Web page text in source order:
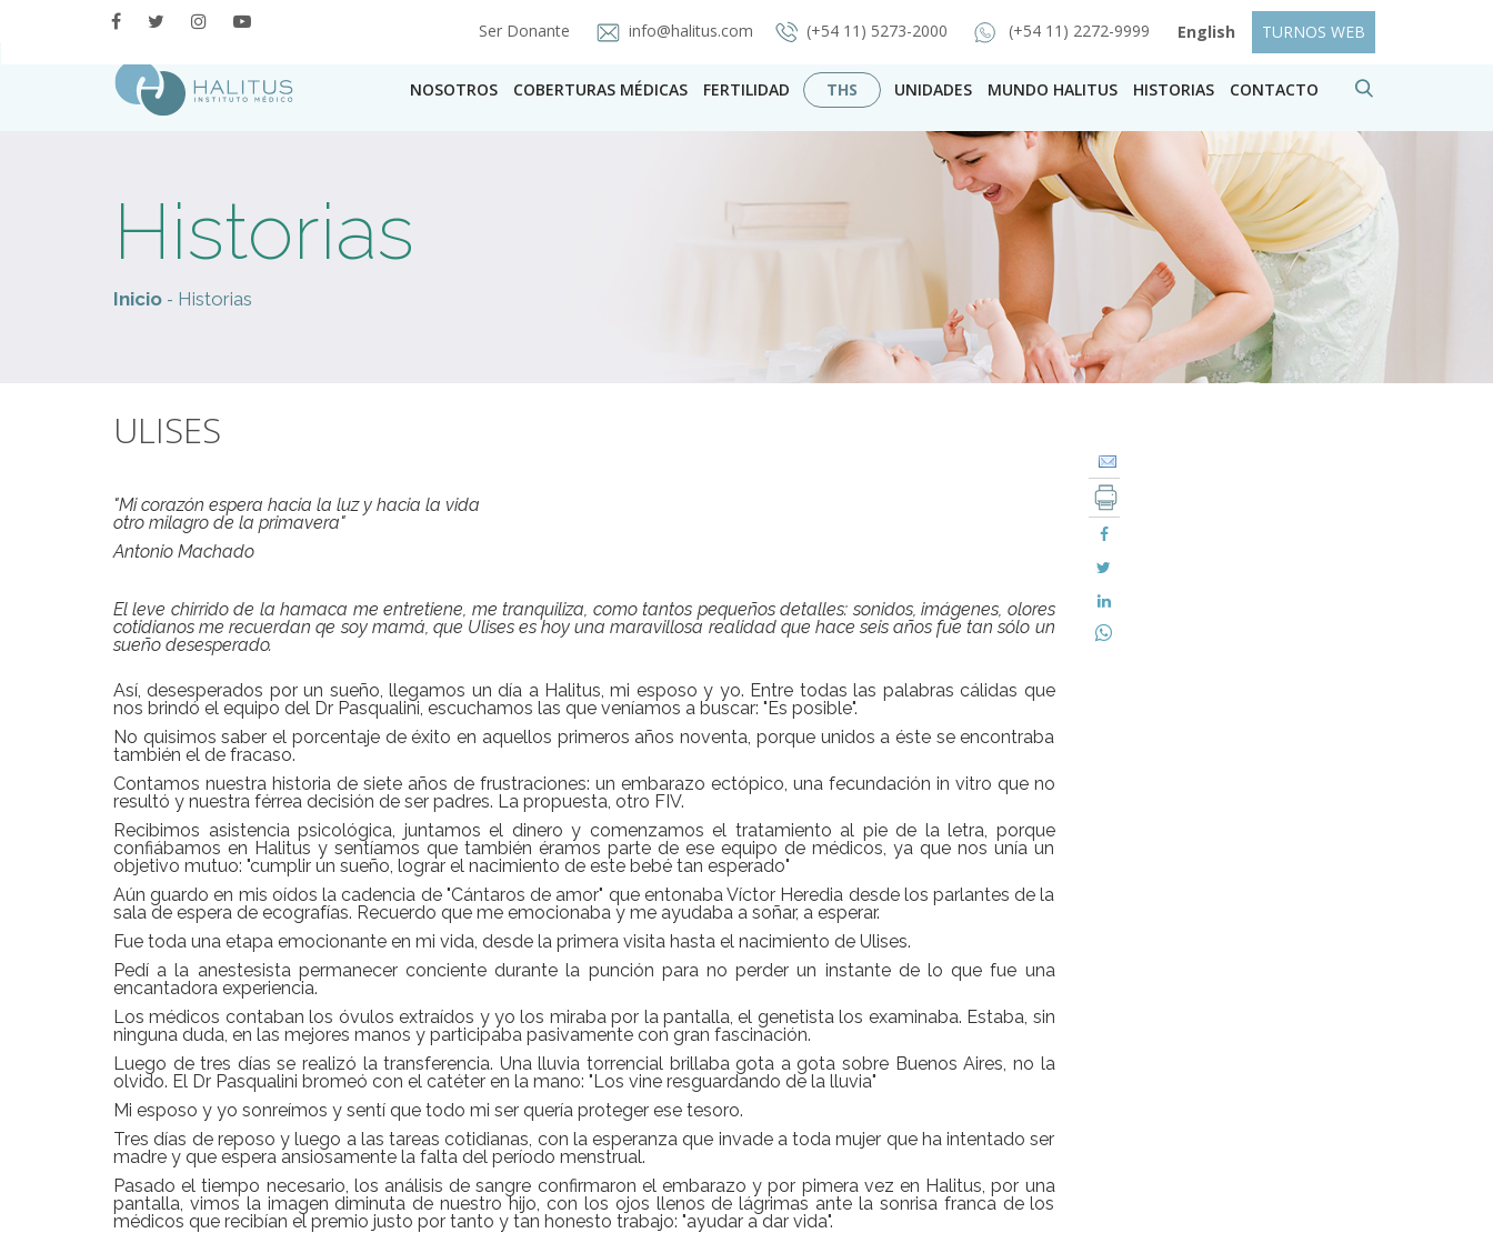
Ser Donante info@halitus.com (+54 11) 5273-2000 (+54 11) 2272-9999 English TURNOS WEB
NOSOTROS COBERTURAS MÉDICAS FERTILIDAD THS UNIDADES MUNDO HALITUS HISTORIAS CONTACTO
Historias
Inicio - Historias
ULISES
"Mi corazón espera hacia la luz y hacia la vida
otro milagro de la primavera"
Antonio Machado
El leve chirrido de la hamaca me entretiene, me tranquiliza, como tantos pequeños detalles: sonidos, imágenes, olores
cotidianos me recuerdan qe soy mamá, que Ulises es hoy una maravillosa realidad que hace seis años fue tan sólo un
sueño desesperado.
Así, desesperados por un sueño, llegamos un día a Halitus, mi esposo y yo. Entre todas las palabras cálidas que
nos brindó el equipo del Dr Pasqualini, escuchamos las que veníamos a buscar: "Es posible".
No quisimos saber el porcentaje de éxito en aquellos primeros años noventa, porque unidos a éste se encontraba
también el de fracaso.
Contamos nuestra historia de siete años de frustraciones: un embarazo ectópico, una fecundación in vitro que no
resultó y nuestra férrea decisión de ser padres. La propuesta, otro FIV.
Recibimos asistencia psicológica, juntamos el dinero y comenzamos el tratamiento al pie de la letra, porque
confiábamos en Halitus y sentíamos que también éramos parte de ese equipo de médicos, ya que nos unía un
objetivo mutuo: "cumplir un sueño, lograr el nacimiento de este bebé tan esperado"
Aún guardo en mis oídos la cadencia de "Cántaros de amor" que entonaba Víctor Heredia desde los parlantes de la
sala de espera de ecografías. Recuerdo que me emocionaba y me ayudaba a soñar, a esperar.
Fue toda una etapa emocionante en mi vida, desde la primera visita hasta el nacimiento de Ulises.
Pedí a la anestesista permanecer conciente durante la punción para no perder un instante de lo que fue una
encantadora experiencia.
Los médicos contaban los óvulos extraídos y yo los miraba por la pantalla, el genetista los examinaba. Estaba, sin
ninguna duda, en las mejores manos y participaba pasivamente con gran fascinación.
Luego de tres días se realizó la transferencia. Una lluvia torrencial brillaba gota a gota sobre Buenos Aires, no la
olvido. El Dr Pasqualini bromeó con el catéter en la mano: "Los vine resguardando de la lluvia"
Mi esposo y yo sonreímos y sentí que todo mi ser quería proteger ese tesoro.
Tres días de reposo y luego a las tareas cotidianas, con la esperanza que invade a toda mujer que ha intentado ser
madre y que espera ansiosamente la falta del período menstrual.
Pasado el tiempo necesario, los análisis de sangre confirmaron el embarazo y por pimera vez en Halitus, por una
pantalla, vimos la imagen diminuta de nuestro hijo, con los ojos llenos de lágrimas ante la sonrisa franca de los
médicos que recibían el premio justo por tanto y tan honesto trabajo: "ayudar a dar vida".